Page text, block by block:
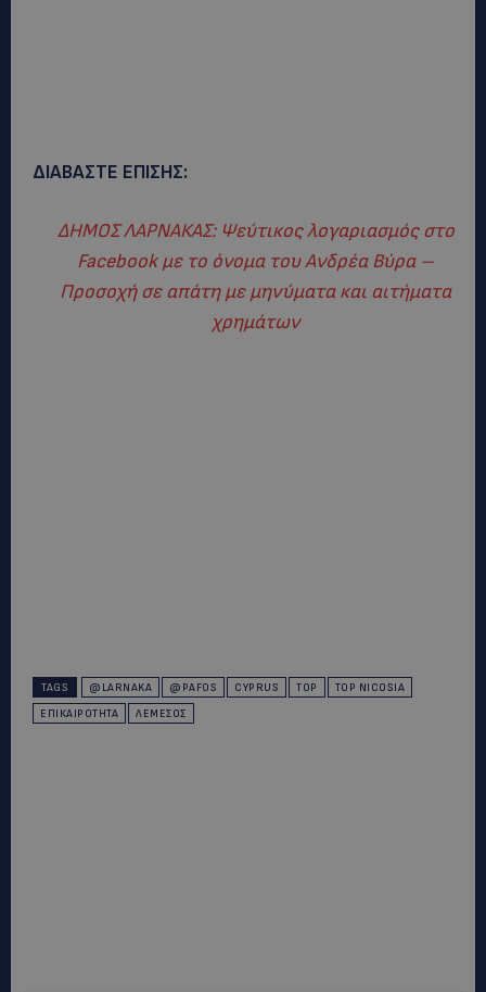
ΔΙΑΒΑΣΤΕ ΕΠΙΣΗΣ:
ΔΗΜΟΣ ΛΑΡΝΑΚΑΣ: Ψεύτικος λογαριασμός στο
Facebook με το όνομα του Ανδρέα Βύρα –
Προσοχή σε απάτη με μηνύματα και αιτήματα
χρημάτων
TAGS @LARNAKA @PAFOS CYPRUS TOP
TOP NICOSIA
ΕΠΙΚΑΙΡΌΤΗΤΑ
ΛΕΜΕΣΌΣ